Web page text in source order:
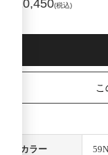
¥10,450(税込)
カラー